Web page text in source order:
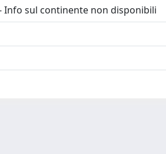
Info sul continente non disponibili